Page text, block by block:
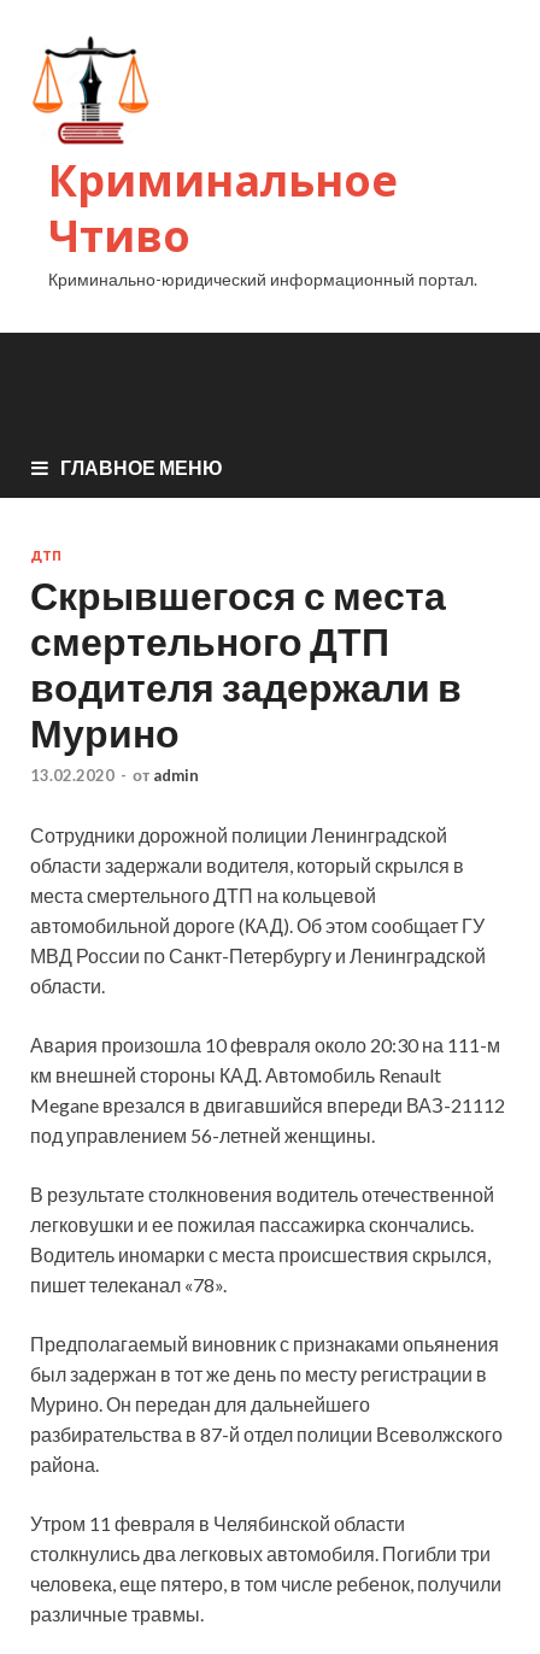
Криминальное
Чтиво
Криминально-юридический информационный портал.
ГЛАВНОЕ МЕНЮ
ДТП
Скрывшегося с места
смертельного ДТП
водителя задержали в
Мурино
13.02.2020 - от admin
Сотрудники дорожной полиции Ленинградской
области задержали водителя, который скрылся в
места смертельного ДТП на кольцевой
автомобильной дороге (КАД). Об этом сообщает ГУ
МВД России по Санкт-Петербургу и Ленинградской
области.
Авария произошла 10 февраля около 20:30 на 111-м
км внешней стороны КАД. Автомобиль Renault
Megane врезался в двигавшийся впереди ВАЗ-21112
под управлением 56-летней женщины.
В результате столкновения водитель отечественной
легковушки и ее пожилая пассажирка скончались.
Водитель иномарки с места происшествия скрылся,
пишет телеканал «78».
Предполагаемый виновник с признаками опьянения
был задержан в тот же день по месту регистрации в
Мурино. Он передан для дальнейшего
разбирательства в 87-й отдел полиции Всеволжского
района.
Утром 11 февраля в Челябинской области
столкнулись два легковых автомобиля. Погибли три
человека, еще пятеро, в том числе ребенок, получили
различные травмы.